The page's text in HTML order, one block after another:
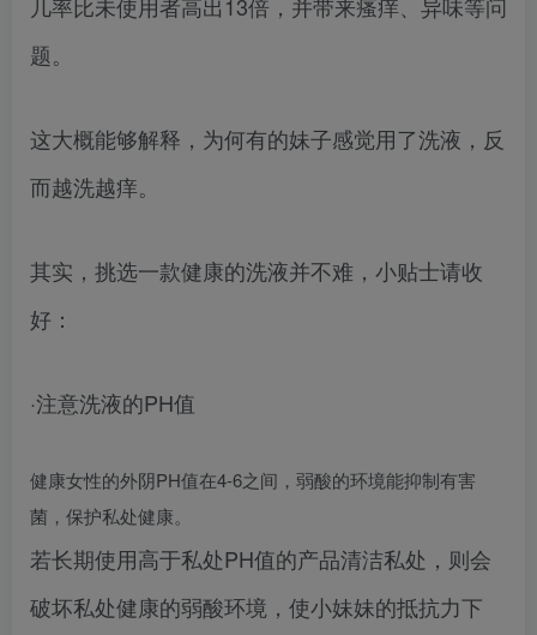
题。
这大概能够解释，为何有的妹子感觉用了洗液，反
而越洗越痒。
其实，挑选一款健康的洗液并不难，小贴士请收
好：
·注意洗液的PH值
健康女性的外阴PH值在4-6之间，弱酸的环境能抑制有害
菌，保护私处健康。
若长期使用高于私处PH值的产品清洁私处，则会
破坏私处健康的弱酸环境，使小妹妹的抵抗力下